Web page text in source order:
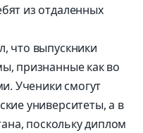
из отдаленных
что выпускники
признанные как во
Ученики смогут
университеты, а в
поскольку диплом